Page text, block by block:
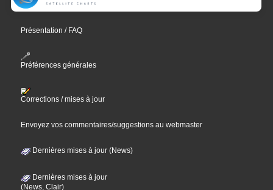
Présentation / FAQ
Préférences générales
Corrections / mises à jour
Envoyez vos commentaires/suggestions au webmaster
Dernières mises à jour (News)
Dernières mises à jour
(News, Clair)